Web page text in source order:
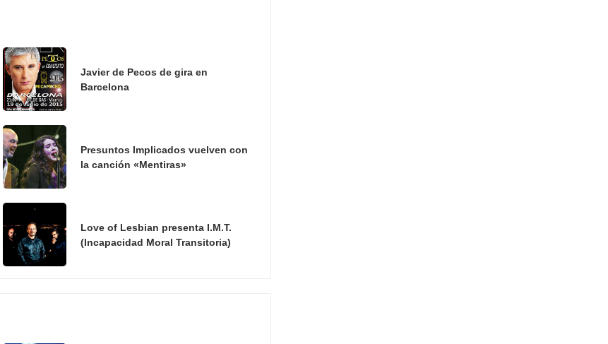
Javier de Pecos de gira en
Barcelona
Presuntos Implicados vuelven con
la canción «Mentiras»
Love of Lesbian presenta I.M.T.
(Incapacidad Moral Transitoria)